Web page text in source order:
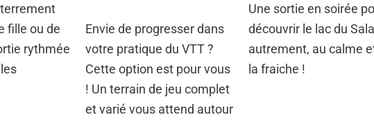
fille ou de
rythmée
Envie de progresser dans
votre pratique du VTT ?
Cette option est pour vous
! Un terrain de jeu complet
et varié vous attend autour
Une sortie en soirée
découvrir le lac du
autrement, au calme
la fraiche !